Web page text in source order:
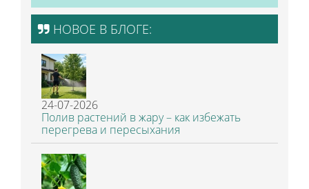
НОВОЕ В БЛОГЕ:
24-07-2026
Полив растений в жару – как избежать
перегрева и пересыхания